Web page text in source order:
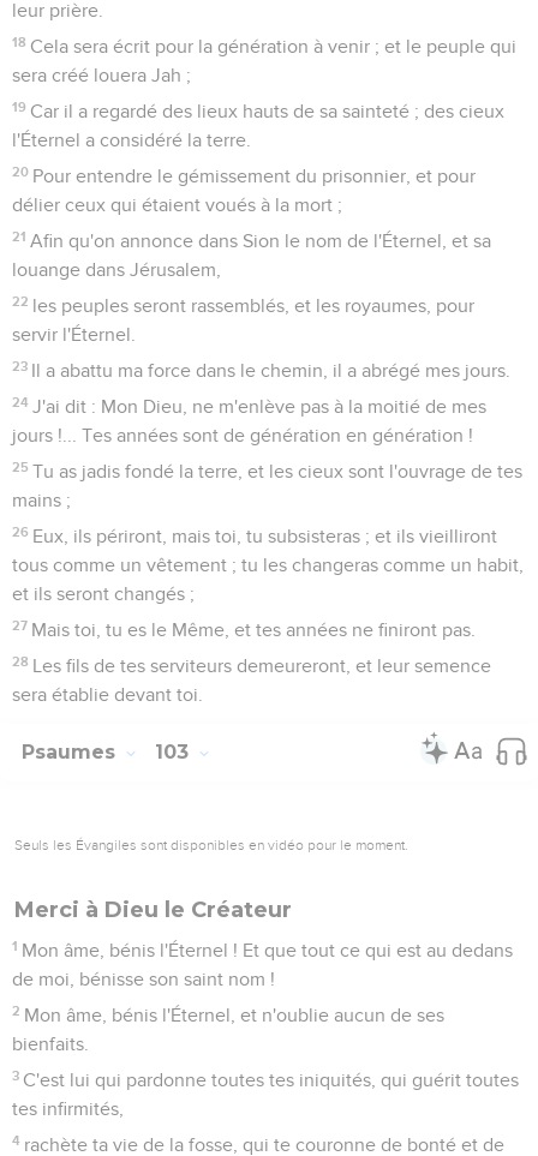
leur prière.
18 Cela sera écrit pour la génération à venir ; et le peuple qui
sera créé louera Jah ;
19 Car il a regardé des lieux hauts de sa sainteté ; des cieux
l'Éternel a considéré la terre.
20 Pour entendre le gémissement du prisonnier, et pour
délier ceux qui étaient voués à la mort ;
21 Afin qu'on annonce dans Sion le nom de l'Éternel, et sa
louange dans Jérusalem,
22 les peuples seront rassemblés, et les royaumes, pour
servir l'Éternel.
23 Il a abattu ma force dans le chemin, il a abrégé mes jours.
24 J'ai dit : Mon Dieu, ne m'enlève pas à la moitié de mes
jours !... Tes années sont de génération en génération !
25 Tu as jadis fondé la terre, et les cieux sont l'ouvrage de tes
mains ;
26 Eux, ils périront, mais toi, tu subsisteras ; et ils vieilliront
tous comme un vêtement ; tu les changeras comme un habit,
et ils seront changés ;
27 Mais toi, tu es le Même, et tes années ne finiront pas.
28 Les fils de tes serviteurs demeureront, et leur semence
sera établie devant toi.
Psaumes 103
Seuls les Évangiles sont disponibles en vidéo pour le moment.
Merci à Dieu le Créateur
1 Mon âme, bénis l'Éternel ! Et que tout ce qui est au dedans
de moi, bénisse son saint nom !
2 Mon âme, bénis l'Éternel, et n'oublie aucun de ses
bienfaits.
3 C'est lui qui pardonne toutes tes iniquités, qui guérit toutes
tes infirmités,
4 rachète ta vie de la fosse, qui te couronne de bonté et de